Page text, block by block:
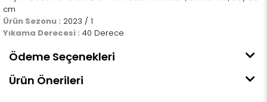
cm
Ürün Sezonu : 2023 / 1
Yıkama Derecesi : 40 Derece
Ödeme Seçenekleri
Ürün Önerileri